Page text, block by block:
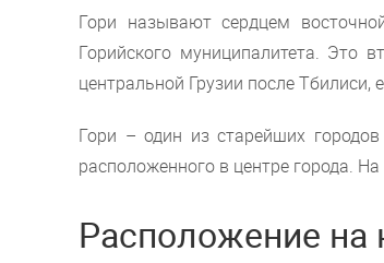
Гори называют сердцем
Горийского муниципалитета. Это
центральной Грузии после Тбилиси,
Гори – один из старейших
расположенного в центре города.
Расположение на